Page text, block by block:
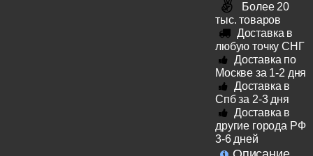
Более 20
тыс. товаров
Доставка в
любую точку СНГ
Доставка по
Москве за 1-2 дня
Доставка в
Спб за 2-3 дня
Доставка в
другие города РФ
3-6 дней